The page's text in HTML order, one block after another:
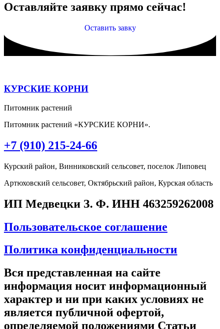
Оставляйте заявку прямо сейчас!
Оставить завку
КУРСКИЕ КОРНИ
Питомник растений
Питомник растений «КУРСКИЕ КОРНИ».
+7 (910) 215-24-66
Курский район, Винниковский сельсовет, поселок Липовец
Артюховский сельсовет, Октябрьский район, Курская область
ИП Медвецки З. Ф. ИНН 463259262008
Пользовательское соглашение
Политика конфиденциальности
Вся представленная на сайте
информация носит информационный
характер и ни при каких условиях не
является публичной офертой,
определяемой положениями Статьи